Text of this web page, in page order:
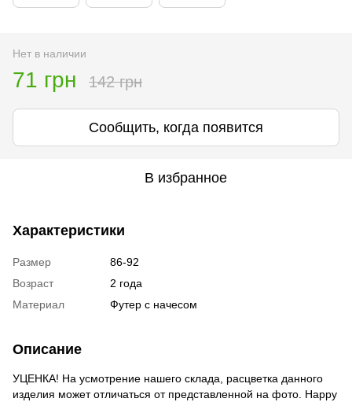
Нет в наличии
71 грн 142 грн
Сообщить, когда появится
В избранное
Характеристики
Размер
86-92
Возраст
2 года
Материал
Футер с начесом
Описание
УЦЕНКА! На усмотрение нашего склада, расцветка данного
изделия может отличаться от представленной на фото. Happy